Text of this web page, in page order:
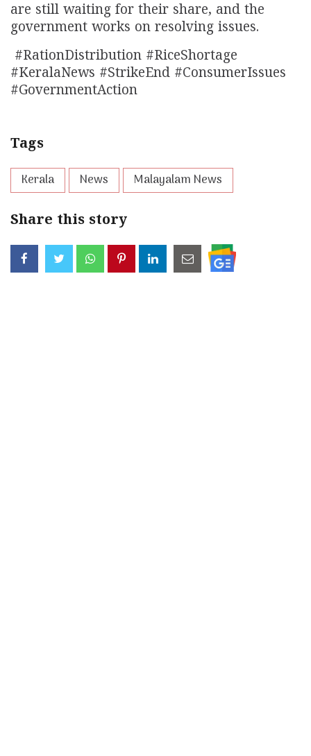
are still waiting for their share, and the
government works on resolving issues.
#RationDistribution #RiceShortage
#KeralaNews #StrikeEnd #ConsumerIssues
#GovernmentAction
Tags
Kerala News Malayalam News
Share this story